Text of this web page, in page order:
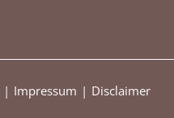
Impressum Disclaimer